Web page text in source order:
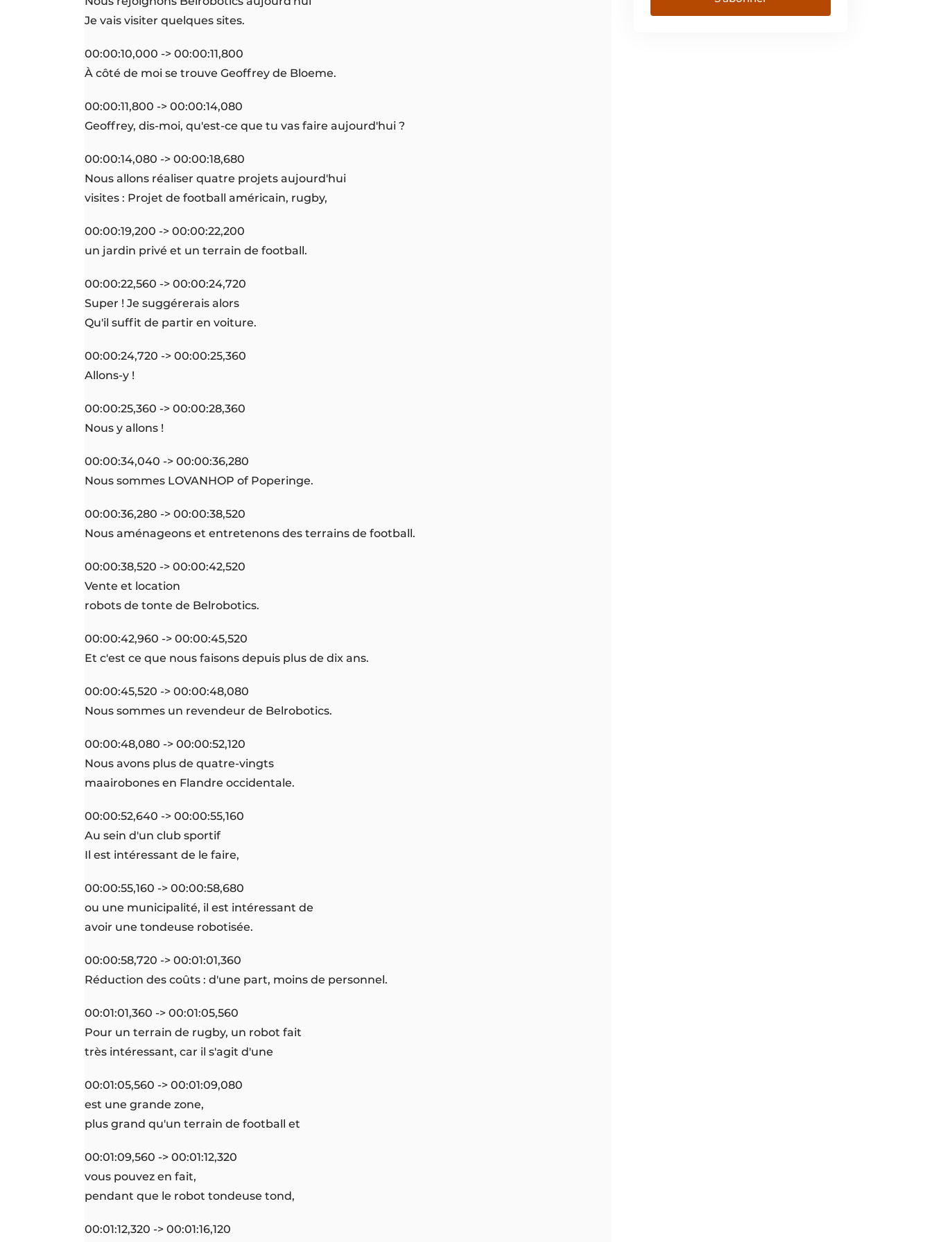
Je vais visiter quelques sites.
00:00:10,000 -> 00:00:11,800
À côté de moi se trouve Geoffrey de Bloeme.
00:00:11,800 -> 00:00:14,080
Geoffrey, dis-moi, qu'est-ce que tu vas faire aujourd'hui ?
00:00:14,080 -> 00:00:18,680
Nous allons réaliser quatre projets aujourd'hui
visites : Projet de football américain, rugby,
00:00:19,200 -> 00:00:22,200
un jardin privé et un terrain de football.
00:00:22,560 -> 00:00:24,720
Super ! Je suggérerais alors
Qu'il suffit de partir en voiture.
00:00:24,720 -> 00:00:25,360
Allons-y !
00:00:25,360 -> 00:00:28,360
Nous y allons !
00:00:34,040 -> 00:00:36,280
Nous sommes LOVANHOP of Poperinge.
00:00:36,280 -> 00:00:38,520
Nous aménageons et entretenons des terrains de football.
00:00:38,520 -> 00:00:42,520
Vente et location
robots de tonte de Belrobotics.
00:00:42,960 -> 00:00:45,520
Et c'est ce que nous faisons depuis plus de dix ans.
00:00:45,520 -> 00:00:48,080
Nous sommes un revendeur de Belrobotics.
00:00:48,080 -> 00:00:52,120
Nous avons plus de quatre-vingts
maairobones en Flandre occidentale.
00:00:52,640 -> 00:00:55,160
Au sein d'un club sportif
Il est intéressant de le faire,
00:00:55,160 -> 00:00:58,680
ou une municipalité, il est intéressant de
avoir une tondeuse robotisée.
00:00:58,720 -> 00:01:01,360
Réduction des coûts : d'une part, moins de personnel.
00:01:01,360 -> 00:01:05,560
Pour un terrain de rugby, un robot fait
très intéressant, car il s'agit d'une
00:01:05,560 -> 00:01:09,080
est une grande zone,
plus grand qu'un terrain de football et
00:01:09,560 -> 00:01:12,320
vous pouvez en fait,
pendant que le robot tondeuse tond,
00:01:12,320 -> 00:01:16,120